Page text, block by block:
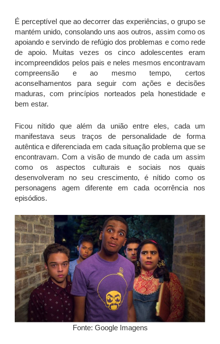
É perceptível que ao decorrer das experiências, o grupo se
mantém unido, consolando uns aos outros, assim como os
apoiando e servindo de refúgio dos problemas e como rede
de apoio. Muitas vezes os cinco adolescentes eram
incompreendidos pelos pais e neles mesmos encontravam
compreensão e ao mesmo tempo, certos
aconselhamentos para seguir com ações e decisões
maduras, com princípios norteados pela honestidade e
bem estar.
Ficou nítido que além da união entre eles, cada um
manifestava seus traços de personalidade de forma
autêntica e diferenciada em cada situação problema que se
encontravam. Com a visão de mundo de cada um assim
como os aspectos culturais e sociais nos quais
desenvolveram no seu crescimento, é nítido como os
personagens agem diferente em cada ocorrência nos
episódios.
Fonte: Google Imagens